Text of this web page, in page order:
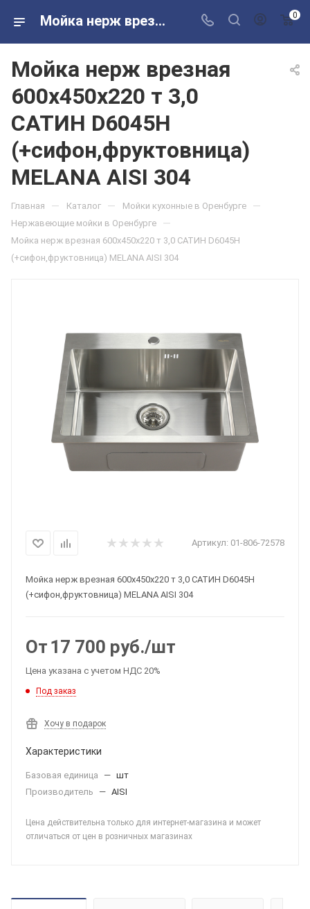
Мойка нерж врезная 600х450х220 т 3,0 САТИН D6045H (+сифон,фруктовница) MELANA AISI 304 в розничных магазинах Сантехторг 0
Мойка нерж врезная
600х450х220 т 3,0
САТИН D6045H
(+сифон,фруктовница)
MELANA AISI 304
Главная — Каталог — Мойки кухонные в Оренбурге —
Нержавеющие мойки в Оренбурге —
Мойка нерж врезная 600х450х220 т 3,0 САТИН D6045H
(+сифон,фруктовница) MELANA AISI 304
Артикул: 01-806-72578
Мойка нерж врезная 600х450х220 т 3,0 САТИН D6045H
(+сифон,фруктовница) MELANA AISI 304
От 17 700 руб./шт
Цена указана с учетом НДС 20%
Под заказ
Хочу в подарок
Характеристики
Базовая единица — шт
Производитель
— AISI
Цена действительна только для интернет-магазина и может
отличаться от цен в розничных магазинах